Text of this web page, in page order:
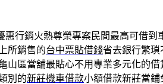
惠行銷火熱尊榮專案民間最高可借到
所銷售的台中票貼借錢省去銀行繁瑣
山區當舖最貼心不用專業多元化的借
別的新莊機車借款小額借款新莊當